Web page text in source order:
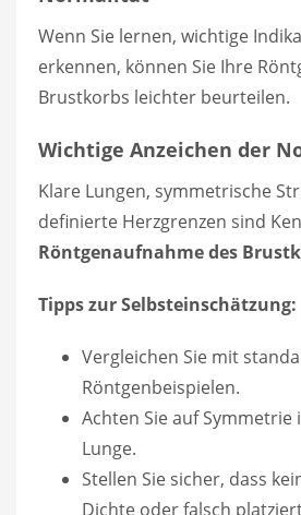
Wenn Sie lernen, wichtige
erkennen, können Sie Ihre
Brustkorbs leichter beurteilen.
Wichtige Anzeichen der
Klare Lungen, symmetrische
definierte Herzgrenzen sind
Röntgenaufnahme des
Tipps zur Selbsteinschätzung:
Vergleichen Sie mit
Röntgenbeispielen.
Achten Sie auf Symmetrie
Lunge.
Stellen Sie sicher, dass
Dichte oder falsch